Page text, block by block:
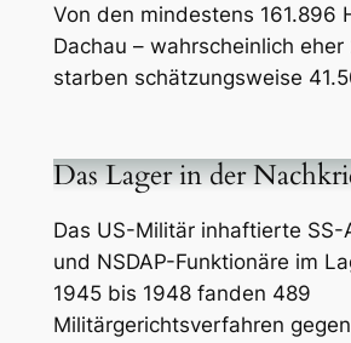
Von den mindestens 161.896
Dachau – wahrscheinlich
starben schätzungsweise
Das Lager in der
Das US-Militär inhaftierte SS-
und NSDAP-Funktionäre im
1945 bis 1948 fanden 489
Militärgerichtsverfahren